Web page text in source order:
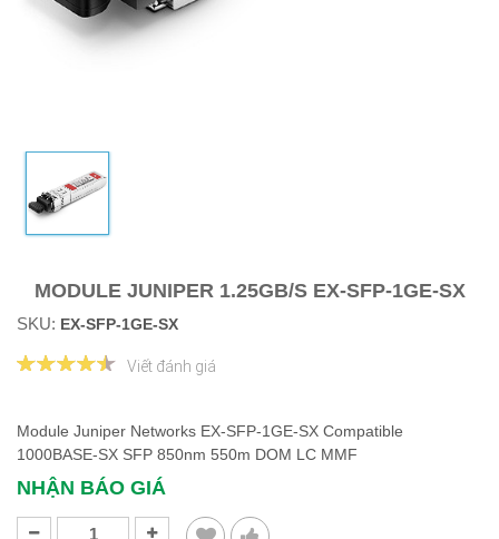
MODULE JUNIPER 1.25GB/S EX-SFP-1GE-SX
SKU: EX-SFP-1GE-SX
Viết đánh giá
Module Juniper Networks EX-SFP-1GE-SX Compatible
1000BASE-SX SFP 850nm 550m DOM LC MMF
NHẬN BÁO GIÁ